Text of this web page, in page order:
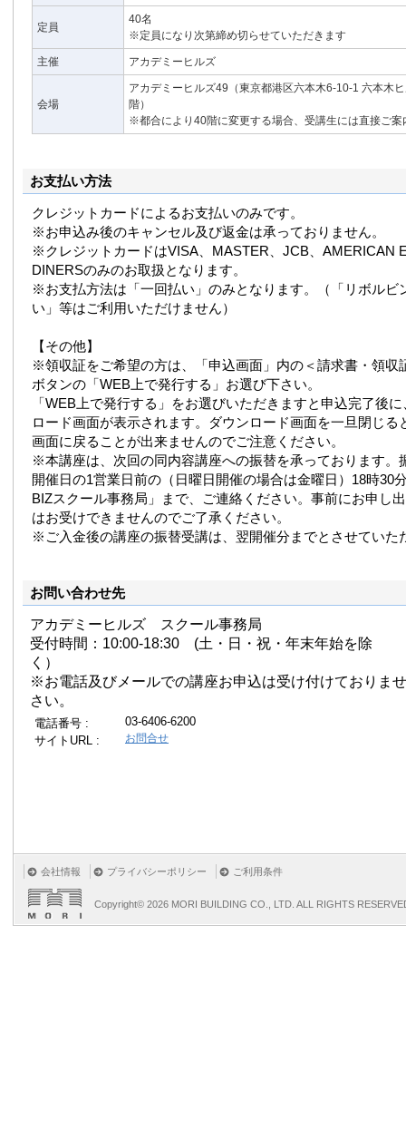
定員
40名
※定員になり次第締め切らせていただきます
主催 アカデミーヒルズ
会場
アカデミーヒルズ49（東京都港区六本木6-10-1 六本木
階）
※都合により40階に変更する場合、受講生には直接ご案
お支払い方法
クレジットカードによるお支払いのみです。
※お申込み後のキャンセル及び返金は承っておりません。
※クレジットカードはVISA、MASTER、JCB、AMERICAN
DINERSのみのお取扱となります。
※お支払方法は「一回払い」のみとなります。（「リボルビ
い」等はご利用いただけません）
【その他】
※領収証をご希望の方は、「申込画面」内の＜請求書・領収
ボタンの「WEB上で発行する」お選び下さい。
「WEB上で発行する」をお選びいただきますと申込完了後
ロード画面が表示されます。ダウンロード画面を一旦閉じる
画面に戻ることが出来ませんのでご注意ください。
※本講座は、次回の同内容講座への振替を承っております。
開催日の1営業日前の（日曜日開催の場合は金曜日）18時30
BIZスクール事務局」まで、ご連絡ください。事前にお申し
はお受けできませんのでご了承ください。
※ご入金後の講座の振替受講は、翌開催分までとさせていた
お問い合わせ先
アカデミーヒルズ スクール事務局
受付時間：10:00-18:30 (土・日・祝・年末年始を除
く）
※お電話及びメールでの講座お申込は受け付けておりま
さい。
電話番号 :
03-6406-6200
サイトURL :
お問合せ
会社情報 プライバシーポリシー ご利用条件
Copyright© 2026 MORI BUILDING CO., LTD. ALL RIGHTS